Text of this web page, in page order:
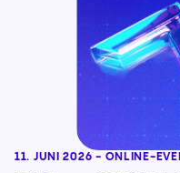
11. JUNI 2026 - ONLINE-